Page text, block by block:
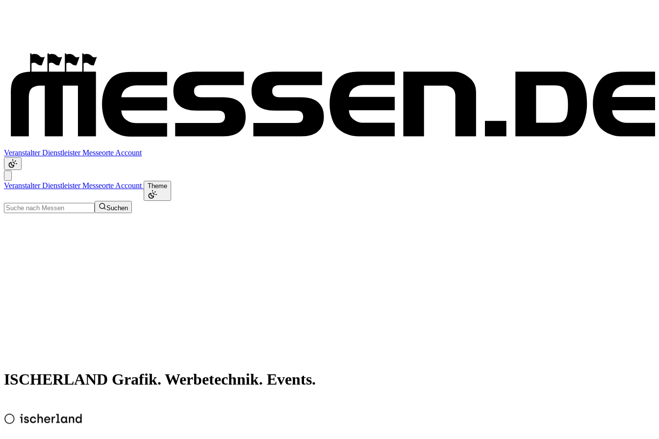
VeranstalterDienstleisterMesseorte Account
VeranstalterDienstleisterMesseorte Account Theme
Suchen
ISCHERLAND Grafik. Werbetechnik. Events.